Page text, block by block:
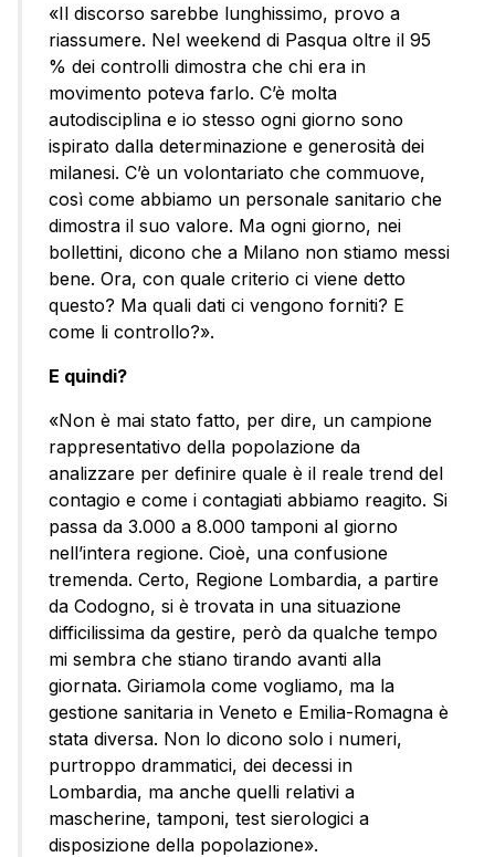
«Il discorso sarebbe lunghissimo, provo a
riassumere. Nel weekend di Pasqua oltre il 95
% dei controlli dimostra che chi era in
movimento poteva farlo. C’è molta
autodisciplina e io stesso ogni giorno sono
ispirato dalla determinazione e generosità dei
milanesi. C’è un volontariato che commuove,
così come abbiamo un personale sanitario che
dimostra il suo valore. Ma ogni giorno, nei
bollettini, dicono che a Milano non stiamo messi
bene. Ora, con quale criterio ci viene detto
questo? Ma quali dati ci vengono forniti? E
come li controllo?».
E quindi?
«Non è mai stato fatto, per dire, un campione
rappresentativo della popolazione da
analizzare per definire quale è il reale trend del
contagio e come i contagiati abbiamo reagito. Si
passa da 3.000 a 8.000 tamponi al giorno
nell’intera regione. Cioè, una confusione
tremenda. Certo, Regione Lombardia, a partire
da Codogno, si è trovata in una situazione
difficilissima da gestire, però da qualche tempo
mi sembra che stiano tirando avanti alla
giornata. Giriamola come vogliamo, ma la
gestione sanitaria in Veneto e Emilia-Romagna è
stata diversa. Non lo dicono solo i numeri,
purtroppo drammatici, dei decessi in
Lombardia, ma anche quelli relativi a
mascherine, tamponi, test sierologici a
disposizione della popolazione».